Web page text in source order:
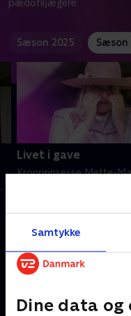
Samtykke
Dine data og
pædofiljægere.
Sæson 2025 Sæson
Livet i gave
Kronprinsesse Mette-
lungetransplantation har
25. juni 2026 • 14 min
Andre så også